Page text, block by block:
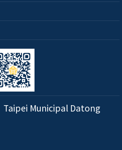
Taipei Municipal Datong